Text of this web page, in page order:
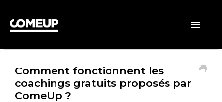
Toggle
VENDEURS
Comment fonctionnent les
coachings gratuits proposés par
ComeUp ?